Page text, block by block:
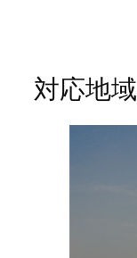
対応地域